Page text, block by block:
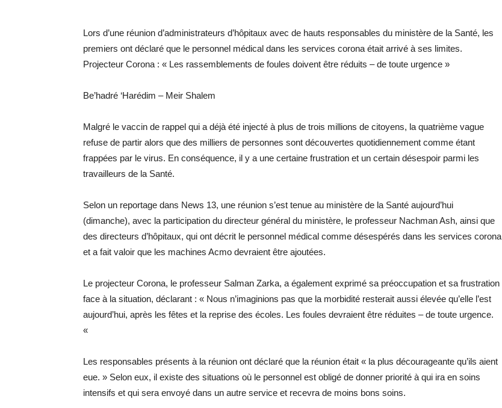
Lors d’une réunion d’administrateurs d’hôpitaux avec de hauts responsables du ministère de la Santé, les
premiers ont déclaré que le personnel médical dans les services corona était arrivé à ses limites.
Projecteur Corona : « Les rassemblements de foules doivent être réduits – de toute urgence »
Be’hadré ‘Harédim – Meir Shalem
Malgré le vaccin de rappel qui a déjà été injecté à plus de trois millions de citoyens, la quatrième vague
refuse de partir alors que des milliers de personnes sont découvertes quotidiennement comme étant
frappées par le virus. En conséquence, il y a une certaine frustration et un certain désespoir parmi les
travailleurs de la Santé.
Selon un reportage dans News 13, une réunion s’est tenue au ministère de la Santé aujourd’hui
(dimanche), avec la participation du directeur général du ministère, le professeur Nachman Ash, ainsi que
des directeurs d’hôpitaux, qui ont décrit le personnel médical comme désespérés dans les services corona
et a fait valoir que les machines Acmo devraient être ajoutées.
Le projecteur Corona, le professeur Salman Zarka, a également exprimé sa préoccupation et sa frustration
face à la situation, déclarant : « Nous n’imaginions pas que la morbidité resterait aussi élevée qu’elle l’est
aujourd’hui, après les fêtes et la reprise des écoles. Les foules devraient être réduites – de toute urgence.
«
Les responsables présents à la réunion ont déclaré que la réunion était « la plus décourageante qu’ils aient
eue. » Selon eux, il existe des situations où le personnel est obligé de donner priorité à qui ira en soins
intensifs et qui sera envoyé dans un autre service et recevra de moins bons soins.